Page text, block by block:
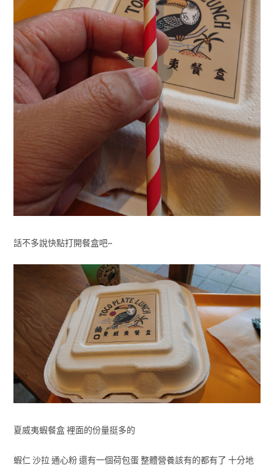
話不多說快點打開餐盒吧~
夏威夷蝦餐盒 裡面的份量挺多的
蝦仁 沙拉 通心粉 還有一個荷包蛋 整體營養該有的都有了 十分地